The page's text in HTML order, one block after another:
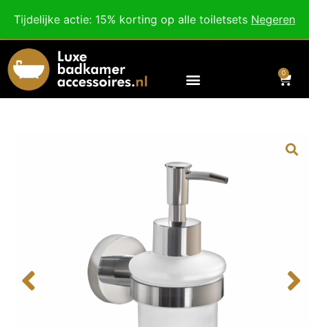
Tijdelijke actie: 15% korting op alle toiletsets Negeren
Voor 18:00 besteld, morgen in huis!
0